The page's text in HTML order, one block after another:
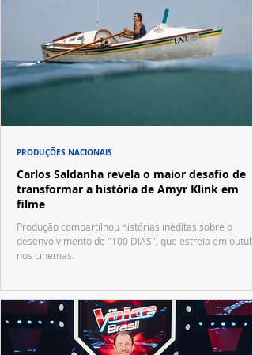
Carlos Saldanha revela o maior desafio de
transformar a história de Amyr Klink em
filme
Produção compartilhou histórias inéditas sobre o
desenvolvimento de "100 DIAS", que estreia em
nos cinemas.
PRODUÇÕES NACIONAIS